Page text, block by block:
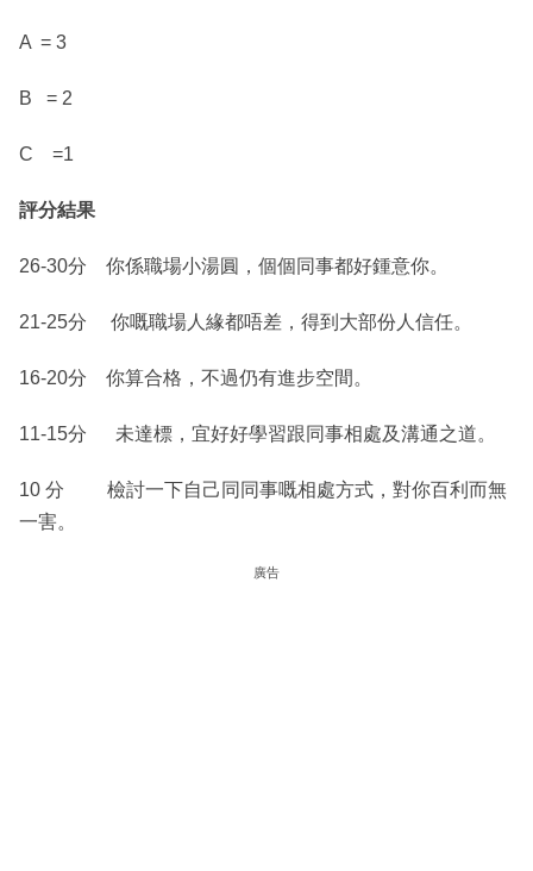
A = 3
B = 2
C =1
評分結果
26-30分 你係職場小湯圓，個個同事都好鍾意你。
21-25分 你嘅職場人緣都唔差，得到大部份人信任。
16-20分 你算合格，不過仍有進步空間。
11-15分 未達標，宜好好學習跟同事相處及溝通之道。
10 分 檢討一下自己同同事嘅相處方式，對你百利而無
一害。
廣告